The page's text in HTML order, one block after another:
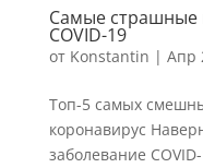
Самые страшные
COVID-19
от Konstantin | Апр
Топ-5 самых
коронавирус
заболевание